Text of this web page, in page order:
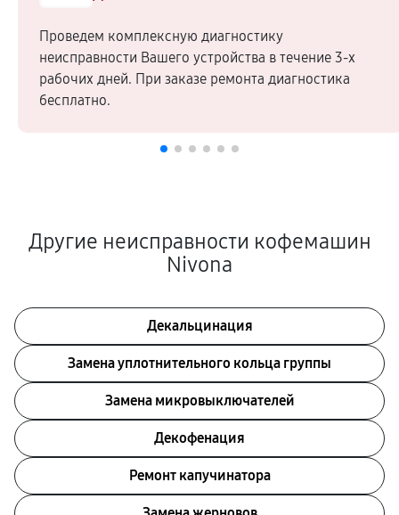
Проведем комплексную диагностику
неисправности Вашего устройства в течение 3-х
рабочих дней. При заказе ремонта диагностика
бесплатно.
Другие неисправности кофемашин
Nivona
Декальцинация
Замена уплотнительного кольца группы
Замена микровыключателей
Декофенация
Ремонт капучинатора